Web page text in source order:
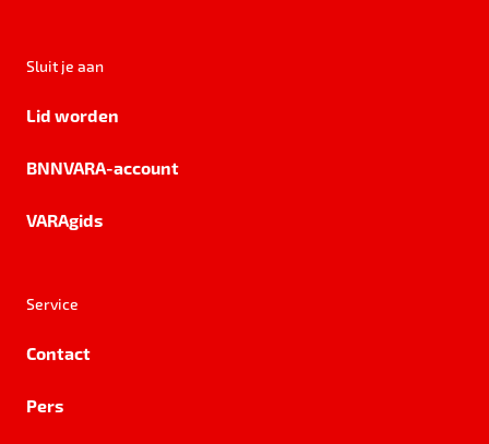
Sluit je aan
Lid worden
BNNVARA-account
VARAgids
Service
Contact
Pers